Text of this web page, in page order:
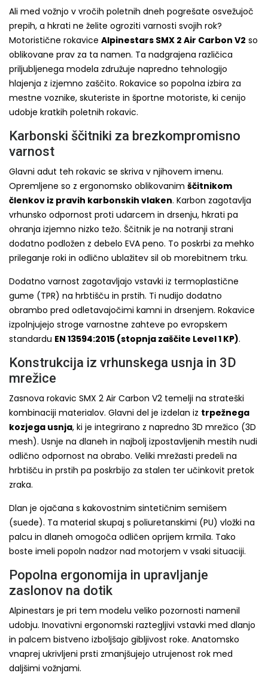
Ali med vožnjo v vročih poletnih dneh pogrešate osvežujoč
prepih, a hkrati ne želite ogroziti varnosti svojih rok?
Motoristične rokavice Alpinestars SMX 2 Air Carbon V2 so
oblikovane prav za ta namen. Ta nadgrajena različica
priljubljenega modela združuje napredno tehnologijo
hlajenja z izjemno zaščito. Rokavice so popolna izbira za
mestne voznike, skuteriste in športne motoriste, ki cenijo
udobje kratkih poletnih rokavic.
Karbonski ščitniki za brezkompromisno
varnost
Glavni adut teh rokavic se skriva v njihovem imenu.
Opremljene so z ergonomsko oblikovanim ščitnikom
členkov iz pravih karbonskih vlaken. Karbon zagotavlja
vrhunsko odpornost proti udarcem in drsenju, hkrati pa
ohranja izjemno nizko težo. Ščitnik je na notranji strani
dodatno podložen z debelo EVA peno. To poskrbi za mehko
prileganje roki in odlično ublažitev sil ob morebitnem trku.
Dodatno varnost zagotavljajo vstavki iz termoplastične
gume (TPR) na hrbtišču in prstih. Ti nudijo dodatno
obrambo pred odletavajočimi kamni in drsenjem. Rokavice
izpolnjujejo stroge varnostne zahteve po evropskem
standardu EN 13594:2015 (stopnja zaščite Level 1 KP).
Konstrukcija iz vrhunskega usnja in 3D
mrežice
Zasnova rokavic SMX 2 Air Carbon V2 temelji na strateški
kombinaciji materialov. Glavni del je izdelan iz trpežnega
kozjega usnja, ki je integrirano z napredno 3D mrežico (3D
mesh). Usnje na dlaneh in najbolj izpostavljenih mestih nudi
odlično odpornost na obrabo. Veliki mrežasti predeli na
hrbtišču in prstih pa poskrbijo za stalen ter učinkovit pretok
zraka.
Dlan je ojačana s kakovostnim sintetičnim semišem
(suede). Ta material skupaj s poliuretanskimi (PU) vložki na
palcu in dlaneh omogoča odličen oprijem krmila. Tako
boste imeli popoln nadzor nad motorjem v vsaki situaciji.
Popolna ergonomija in upravljanje
zaslonov na dotik
Alpinestars je pri tem modelu veliko pozornosti namenil
udobju. Inovativni ergonomski raztegljivi vstavki med dlanjo
in palcem bistveno izboljšajo gibljivost roke. Anatomsko
vnaprej ukrivljeni prsti zmanjšujejo utrujenost rok med
daljšimi vožnjami.